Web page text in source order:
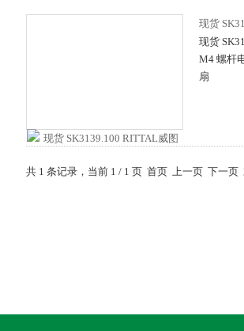
现货
现货
M4 螺杆
扇
共 1 条记录，当前 1 / 1 页 首页 上一页 下一